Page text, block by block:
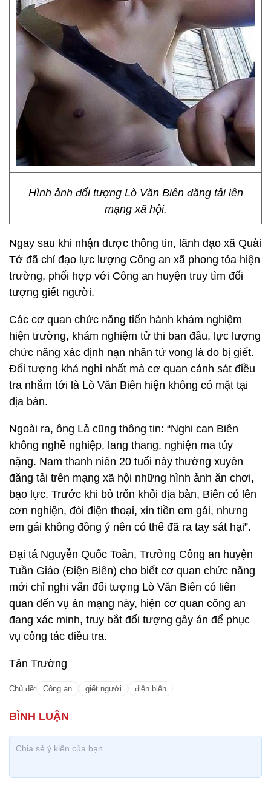
Hình ảnh đối tượng Lò Văn Biên đăng tải lên
mạng xã hội.
Ngay sau khi nhận được thông tin, lãnh đạo xã Quài
Tở đã chỉ đạo lực lượng Công an xã phong tỏa hiện
trường, phối hợp với Công an huyện truy tìm đối
tượng giết người.
Các cơ quan chức năng tiến hành khám nghiệm
hiện trường, khám nghiệm tử thi ban đầu, lực lượng
chức năng xác định nạn nhân tử vong là do bị giết.
Đối tượng khả nghi nhất mà cơ quan cảnh sát điều
tra nhắm tới là Lò Văn Biên hiện không có mặt tại
địa bàn.
Ngoài ra, ông Lả cũng thông tin: “Nghi can Biên
không nghề nghiệp, lang thang, nghiện ma túy
nặng. Nam thanh niên 20 tuổi này thường xuyên
đăng tải trên mạng xã hội những hình ảnh ăn chơi,
bạo lực. Trước khi bỏ trốn khỏi địa bàn, Biên có lên
cơn nghiện, đòi điện thoại, xin tiền em gái, nhưng
em gái không đồng ý nên có thể đã ra tay sát hại”.
Đại tá Nguyễn Quốc Toản, Trưởng Công an huyện
Tuần Giáo (Điện Biên) cho biết cơ quan chức năng
mới chỉ nghi vấn đối tượng Lò Văn Biên có liên
quan đến vụ án mạng này, hiện cơ quan công an
đang xác minh, truy bắt đối tượng gây án để phục
vụ công tác điều tra.
Tân Trường
Chủ đề: Công an giết người điện biên